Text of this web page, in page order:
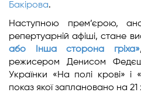
Бакірова.
Наступною прем’єрою,
репертуарній афіші, стане
або Інша сторона гріха»
режисером Денисом
Українки «На полі крові» і
показ якої заплановано на